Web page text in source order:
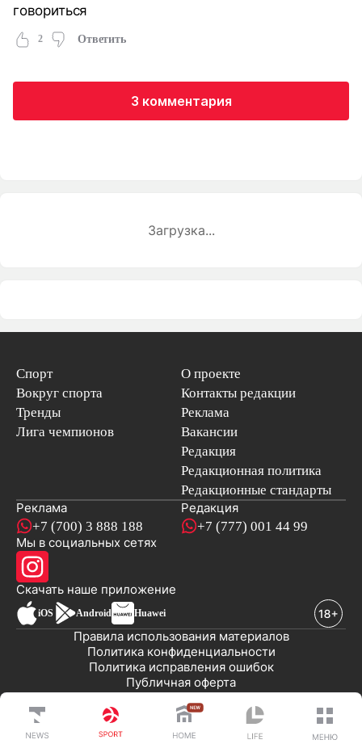
говориться
2 Ответить
3 комментария
Загрузка...
Спорт
Вокруг спорта
Тренды
Лига чемпионов
О проекте
Контакты редакции
Реклама
Вакансии
Редакция
Редакционная политика
Редакционные стандарты
Реклама
+7 (700) 3 888 188
Редакция
+7 (777) 001 44 99
Мы в социальных сетях
Скачать наше приложениеновостей
iOS Android Huawei
Публичная оферта
Политика исправления ошибок
Политика конфиденциальности
Правила использования материалов